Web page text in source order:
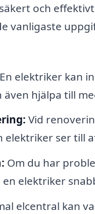
och
vanligaste
En elektriker kan
hjälpa till
Vid
elektriker ser till
Om du har
elektriker
elcentral kan